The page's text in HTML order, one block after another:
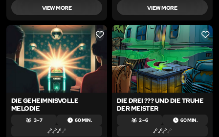
VIEW MORE VIEW MORE
LIKE
DIE GEHEIMNISVOLLE
MELODIE
3 – 7 60 MIN.
LIKE
DIE DREI ??? UND DIE TRUHE
DER MEISTER
2 – 6 60 MIN.